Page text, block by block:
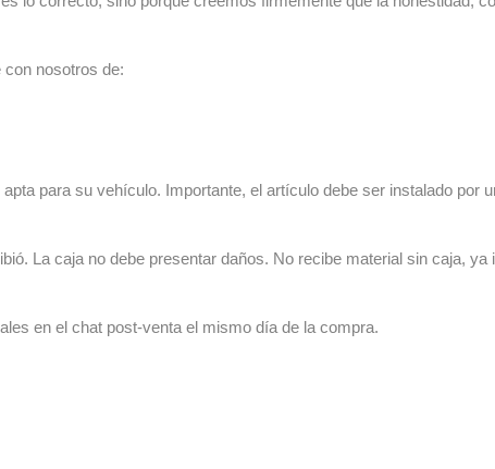
nosotros de:
para su vehículo. Importante, el artículo debe ser instalado por
La caja no debe presentar daños. No recibe material sin caja, ya
en el chat post-venta el mismo día de la compra.